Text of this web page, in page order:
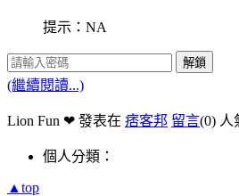
提示：NA
解鎖
(繼續閱讀...)
Lion Fun ❤ 發表在 痞客邦 留言(0) 人
個人分類：
▲top